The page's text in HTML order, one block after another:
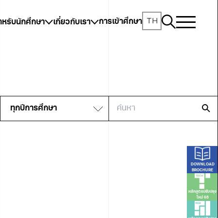
หรับนักศึกษา เกี่ยวกับเรา การเข้าศึกษา TH
DOWNLOAD
BROCHURE
หลักสูตรปรับปรุง
ใหม่ 68